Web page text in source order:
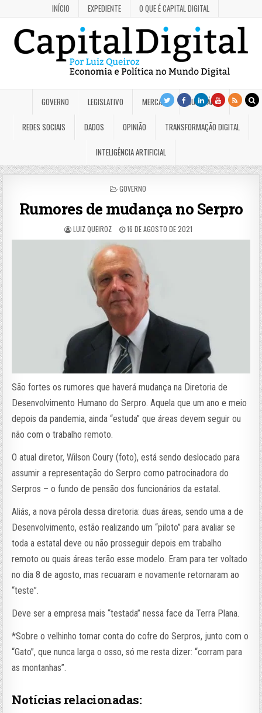
INÍCIO EXPEDIENTE O QUE É CAPITAL DIGITAL
GOVERNO LEGISLATIVO MERCADO JUDICIÁRIO
REDES SOCIAIS DADOS OPINIÃO TRANSFORMAÇÃO DIGITAL
INTELIGÊNCIA ARTIFICIAL
POSTED
GOVERNO
Rumores de mudança no Serpro
LUIZ QUEIROZ 16 DE AGOSTO DE 2021
São fortes os rumores que haverá mudança na Diretoria de
Desenvolvimento Humano do Serpro. Aquela que um ano e meio
depois da pandemia, ainda “estuda” que áreas devem seguir ou
não com o trabalho remoto.
O atual diretor, Wilson Coury (foto), está sendo deslocado para
assumir a representação do Serpro como patrocinadora do
Serpros – o fundo de pensão dos funcionários da estatal.
Aliás, a nova pérola dessa diretoria: duas áreas, sendo uma a de
Desenvolvimento, estão realizando um “piloto” para avaliar se
toda a estatal deve ou não prosseguir depois em trabalho
remoto ou quais áreas terão esse modelo. Eram para ter voltado
no dia 8 de agosto, mas recuaram e novamente retornaram ao
“teste”.
Deve ser a empresa mais “testada” nessa face da Terra Plana.
*Sobre o velhinho tomar conta do cofre do Serpros, junto com o
“Gato”, que nunca larga o osso, só me resta dizer: “corram para
as montanhas”.
Notícias relacionadas: